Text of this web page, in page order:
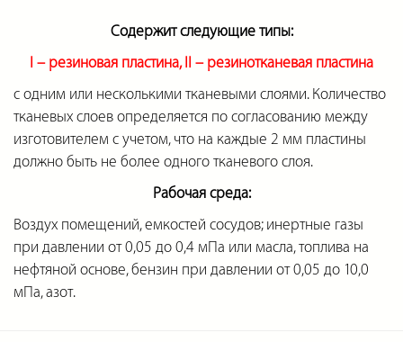
Содержит следующие типы:
I – резиновая пластина, II – резинотканевая пластина
с одним или несколькими тканевыми слоями. Количество
тканевых слоев определяется по согласованию между
изготовителем с учетом, что на каждые 2 мм пластины
должно быть не более одного тканевого слоя.
Рабочая среда:
Воздух помещений, емкостей сосудов; инертные газы
при давлении от 0,05 до 0,4 мПа или масла, топлива на
нефтяной основе, бензин при давлении от 0,05 до 10,0
мПа, азот.